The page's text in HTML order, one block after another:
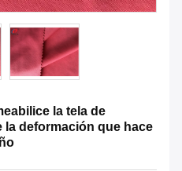
la tela de
la deformación que hace